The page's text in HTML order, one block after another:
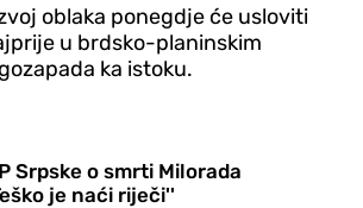
oblaka ponegdje će usloviti
u brdsko-planinskim
ka istoku.
Srpske o smrti Milorada
je naći riječi''